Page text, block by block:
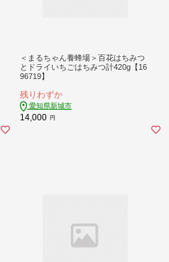
＜まるちゃん養蜂場＞百花はちみつ
とドライいちごはちみつ計420g【16
96719】
残りわずか
愛知県新城市
14,000 円